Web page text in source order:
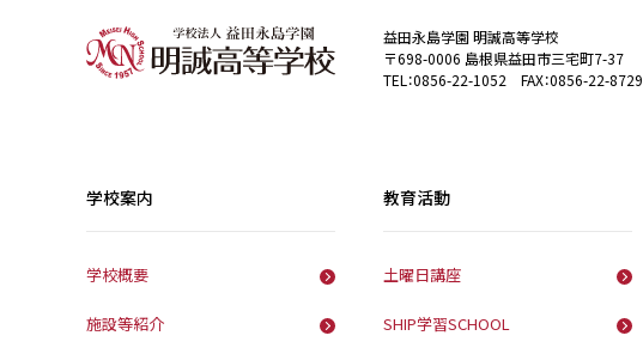
益田永島学園 明誠高等学校
〒698-0006 島根県益田市三宅町7-37
TEL：0856-22-1052 FAX：0856-22-8729
学校案内
学校概要
施設等紹介
教育活動
土曜日講座
SHIP学習SCHOOL